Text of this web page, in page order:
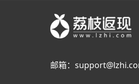
邮箱：